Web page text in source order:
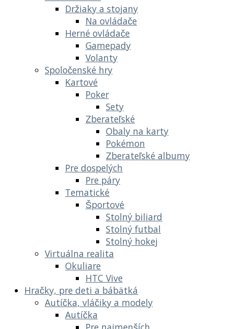
Držiaky a stojany
Na ovládače
Herné ovládače
Gamepady
Volanty
Spoločenské hry
Kartové
Poker
Sety
Zberateľské
Obaly na karty
Pokémon
Zberateľské albumy
Pre dospelých
Pre páry
Tematické
Športové
Stolný biliard
Stolný futbal
Stolný hokej
Virtuálna realita
Okuliare
HTC Vive
Hračky, pre deti a bábätká
Autíčka, vláčiky a modely
Autíčka